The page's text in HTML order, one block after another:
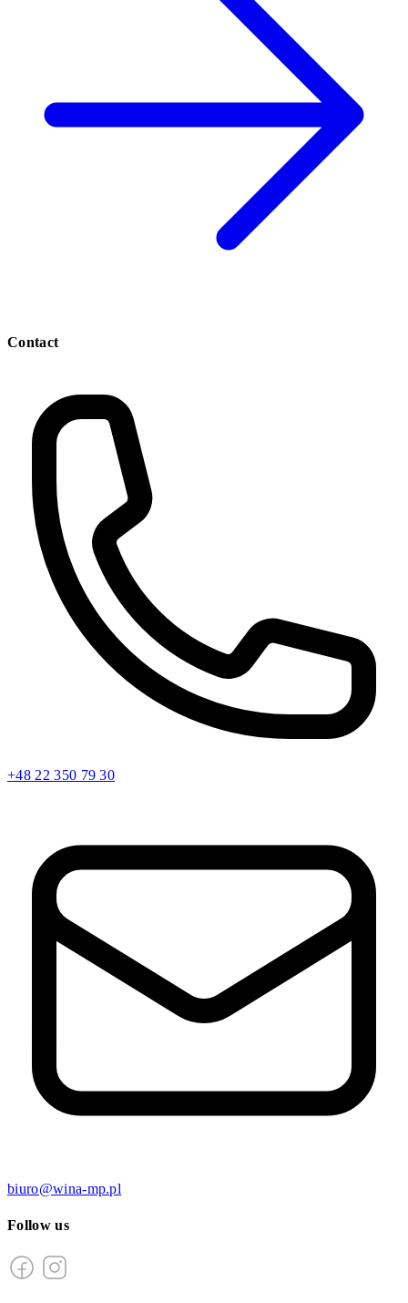
Contact
+48 22 350 79 30
biuro@wina-mp.pl
Follow us